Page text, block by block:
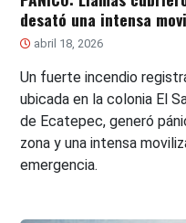
desató una intensa
abril 18, 2026
Un fuerte incendio
ubicada en la colonia El
de Ecatepec, generó
zona y una intensa
emergencia.